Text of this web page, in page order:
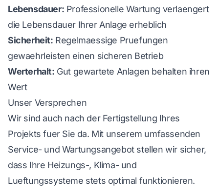
Lebensdauer: Professionelle Wartung verlaengert
die Lebensdauer Ihrer Anlage erheblich
Sicherheit: Regelmaessige Pruefungen
gewaehrleisten einen sicheren Betrieb
Werterhalt: Gut gewartete Anlagen behalten ihren
Wert
Unser Versprechen
Wir sind auch nach der Fertigstellung Ihres
Projekts fuer Sie da. Mit unserem umfassenden
Service- und Wartungsangebot stellen wir sicher,
dass Ihre Heizungs-, Klima- und
Lueftungssysteme stets optimal funktionieren.